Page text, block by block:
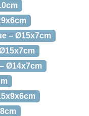
– Ø15x7cm
Ø14x7cm